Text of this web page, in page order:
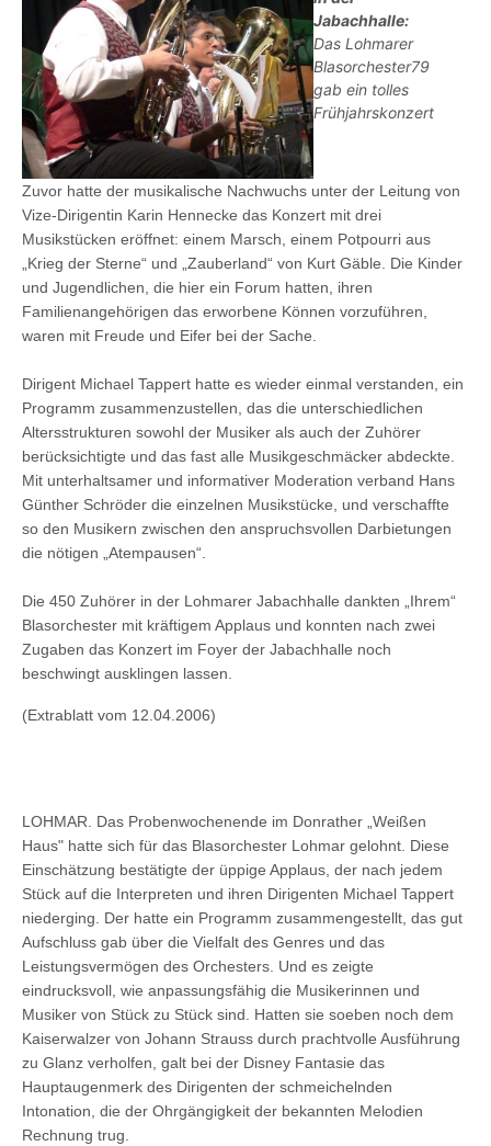
Jabachhalle:
Das Lohmarer
Blasorchester79
gab ein tolles
Frühjahrskonzert
Zuvor hatte der musikalische Nachwuchs unter der Leitung von
Vize-Dirigentin Karin Hennecke das Konzert mit drei
Musikstücken eröffnet: einem Marsch, einem Potpourri aus
„Krieg der Sterne“ und „Zauberland“ von Kurt Gäble. Die Kinder
und Jugendlichen, die hier ein Forum hatten, ihren
Familienangehörigen das erworbene Können vorzuführen,
waren mit Freude und Eifer bei der Sache.
Dirigent Michael Tappert hatte es wieder einmal verstanden, ein
Programm zusammenzustellen, das die unterschiedlichen
Altersstrukturen sowohl der Musiker als auch der Zuhörer
berücksichtigte und das fast alle Musikgeschmäcker abdeckte.
Mit unterhaltsamer und informativer Moderation verband Hans
Günther Schröder die einzelnen Musikstücke, und verschaffte
so den Musikern zwischen den anspruchsvollen Darbietungen
die nötigen „Atempausen“.
Die 450 Zuhörer in der Lohmarer Jabachhalle dankten „Ihrem“
Blasorchester mit kräftigem Applaus und konnten nach zwei
Zugaben das Konzert im Foyer der Jabachhalle noch
beschwingt ausklingen lassen.
(Extrablatt vom 12.04.2006)
LOHMAR. Das Probenwochenende im Donrather „Weißen
Haus" hatte sich für das Blasorchester Lohmar gelohnt. Diese
Einschätzung bestätigte der üppige Applaus, der nach jedem
Stück auf die Interpreten und ihren Dirigenten Michael Tappert
niederging. Der hatte ein Programm zusammengestellt, das gut
Aufschluss gab über die Vielfalt des Genres und das
Leistungsvermögen des Orchesters. Und es zeigte
eindrucksvoll, wie anpassungsfähig die Musikerinnen und
Musiker von Stück zu Stück sind. Hatten sie soeben noch dem
Kaiserwalzer von Johann Strauss durch prachtvolle Ausführung
zu Glanz verholfen, galt bei der Disney Fantasie das
Hauptaugenmerk des Dirigenten der schmeichelnden
Intonation, die der Ohrgängigkeit der bekannten Melodien
Rechnung trug.